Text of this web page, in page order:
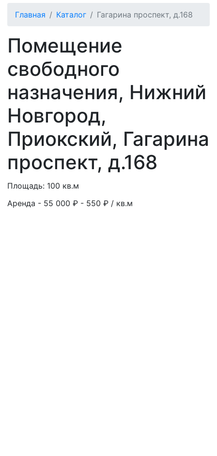
Главная Каталог Гагарина проспект, д.168
Помещение
свободного
назначения, Нижний
Новгород,
Приокский, Гагарина
проспект, д.168
Площадь: 100 кв.м
Аренда - 55 000 ₽ - 550 ₽ / кв.м